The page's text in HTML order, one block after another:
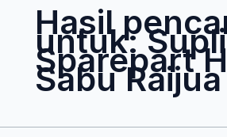
Hasil
untuk:
Sparepart
Sabu Raijua